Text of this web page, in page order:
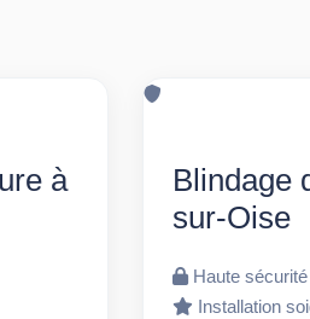
à
Blindage
sur-Oise
Haute sécurité
Installation